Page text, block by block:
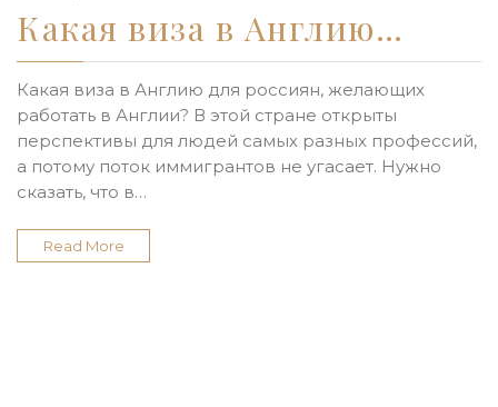
Какая виза в Англию…
Какая виза в Англию для россиян, желающих
работать в Англии? В этой стране открыты
перспективы для людей самых разных профессий,
а потому поток иммигрантов не угасает. Нужно
сказать, что в…
Read More